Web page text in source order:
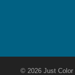
© 2026 Just Color